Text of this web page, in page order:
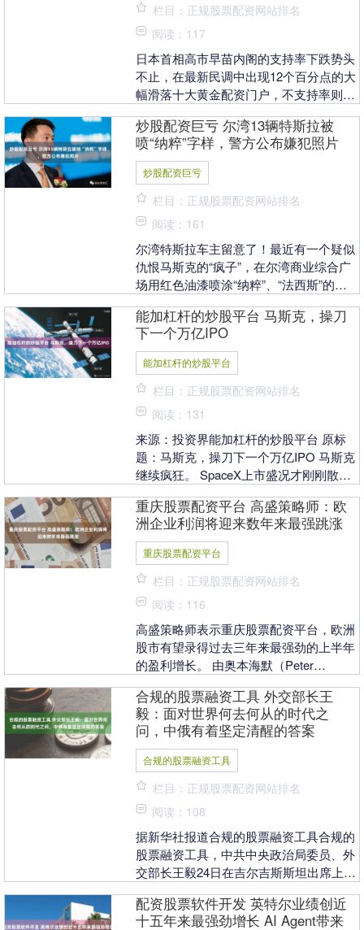
栏目：正规股票配资网站排名
阅读：117
日本首相高市早苗内阁的支持率下跌势头
不止，在最新民调中出现12个百分点的大
幅滑落十大黄金配资门户，不支持率则大
布的民调结....
炒股配资巨亏 尔湾13辆特斯拉被
喷“纳粹”字样，警方公布嫌犯照片
炒股配资巨亏
栏目：正规股票配资网站排名
阅读：161
尔湾特斯拉车主留意了！最近有一个疑似
仇恨马斯克的“疯子”，在尔湾商业综合广
场用红色油漆喷涂“纳粹”、“法西斯”的字
两起类似事....
能加杠杆的炒股平台 马斯克，操刀
下一个万亿IPO
能加杠杆的炒股平台
栏目：正规股票配资网站排名
阅读：131
来源：投资界能加杠杆的炒股平台 原标
题：马斯克，操刀下一个万亿IPO 马斯克
继续疯狂。 SpaceX上市盛况才刚刚散
Neur....
重庆股票配资平台 高盛策略师：欧
洲企业利润将迎来数年来最强跳涨
重庆股票配资平台
栏目：正规股票配资网站排名
阅读：116
高盛策略师表示重庆股票配资平台，欧洲
股市有望录得过去三年来最强劲的上半年
的盈利增长。 由奥本海默（Peter
洲S....
合规的股票融资工具 外交部长王
毅：面对世界何去何从的时代之
问，中俄有着坚定清醒的答案
合规的股票融资工具
栏目：正规股票配资网站排名
阅读：108
据新华社报道合规的股票融资工具合规的
股票融资工具，中共中央政治局委员、外
交部长王毅24日在吉尔吉斯斯坦出席上海
罗夫。....
配资股票软件开发 英特尔业绩创近
十五年来最强劲增长 AI Agent带来